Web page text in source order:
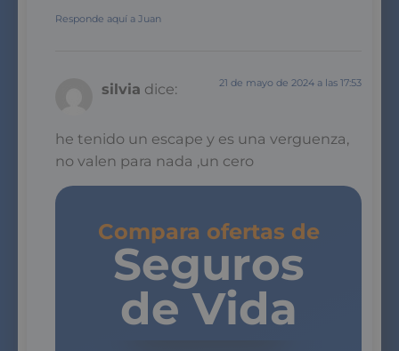
Responde aquí a Juan
silvia dice: 21 de mayo de 2024 a las 17:53
he tenido un escape y es una verguenza,
no valen para nada ,un cero
Compara ofertas de
Seguros
de Vida